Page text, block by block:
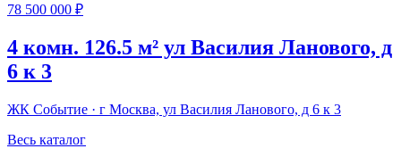
78 500 000 ₽
4 комн. 126.5 м² ул Василия Ланового, д
6 к 3
ЖК Событие · г Москва, ул Василия Ланового, д 6 к 3
Весь каталог